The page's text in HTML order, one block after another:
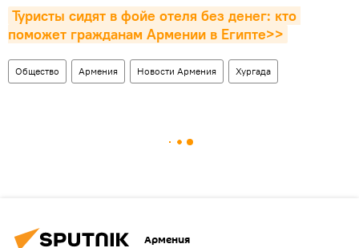
Туристы сидят в фойе отеля без денег: кто
поможет гражданам Армении в Египте>>
Общество Армения Новости Армения Хургада
Армения